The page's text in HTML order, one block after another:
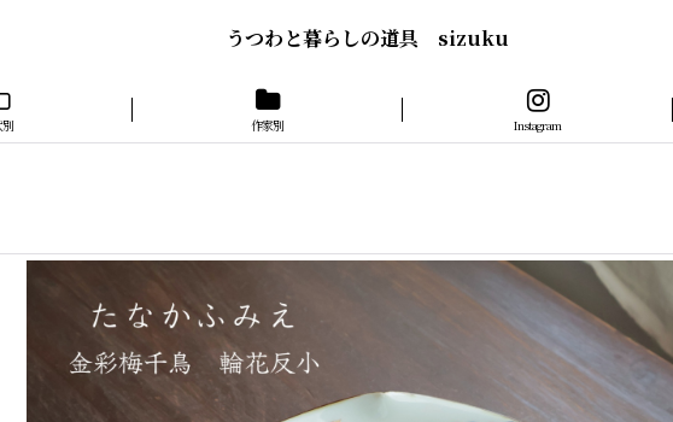
うつわと暮らしの道具 sizuku
作家別 Instagram